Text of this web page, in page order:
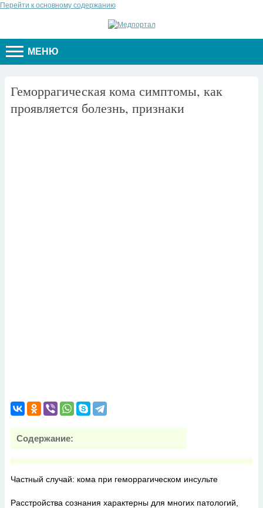
Перейти к основному содержанию
МЕНЮ
Геморрагическая кома симптомы, как
проявляется болезнь, признаки
Содержание:
Частный случай: кома при геморрагическом инсульте
Расстройства сознания характерны для многих патологий,